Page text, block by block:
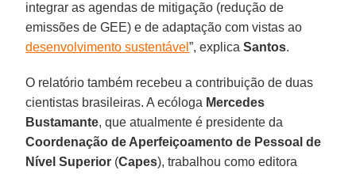
integrar as agendas de mitigação (redução de
emissões de GEE) e de adaptação com vistas ao
desenvolvimento sustentável”, explicaSantos.
O relatório também recebeu a contribuição de duas
cientistas brasileiras. A ecóloga Mercedes
Bustamante, que atualmente é presidente da
Coordenação de Aperfeiçoamento de Pessoal de
Nível Superior (Capes), trabalhou como editora